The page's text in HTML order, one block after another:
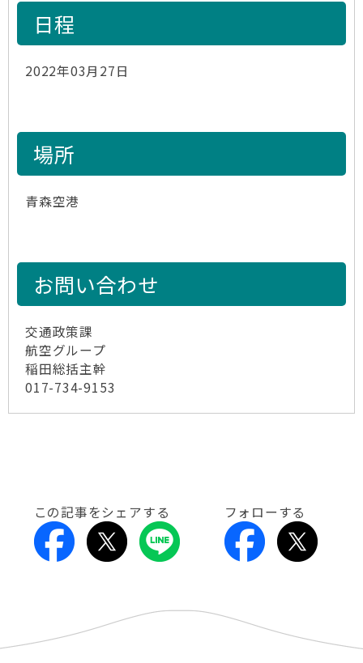
日程
2022年03月27日
場所
青森空港
お問い合わせ
交通政策課
航空グループ
稲田総括主幹
017-734-9153
この記事をシェアする フォローする